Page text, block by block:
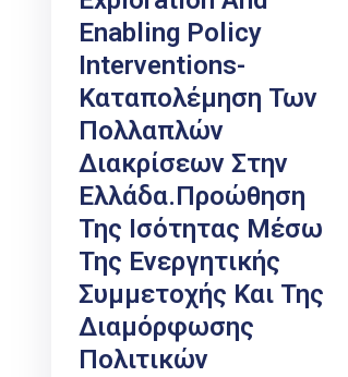
Enabling Policy
Interventions-
Καταπολέμηση Των
Πολλαπλών
Διακρίσεων Στην
Ελλάδα.Προώθηση
Της Ισότητας Μέσω
Της Ενεργητικής
Συμμετοχής Και Της
Διαμόρφωσης
Πολιτικών